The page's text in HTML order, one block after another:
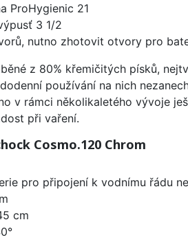
ProHygienic 21
3 1/2
nutno zhotovit otvory pro
z 80% křemičitých písků,
používání na nich
v rámci několikaletého vývoje
při vaření.
Cosmo.120 Chrom
pro připojení k vodnímu řádu
cm